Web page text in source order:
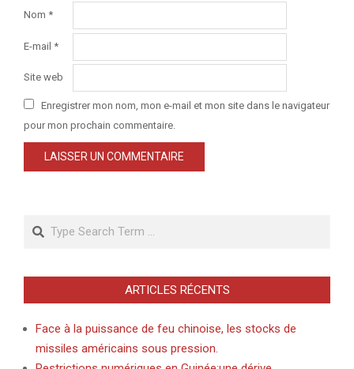
Nom *
E-mail *
Site web
Enregistrer mon nom, mon e-mail et mon site dans le navigateur
pour mon prochain commentaire.
Search
ARTICLES RÉCENTS
Face à la puissance de feu chinoise, les stocks de
missiles américains sous pression.